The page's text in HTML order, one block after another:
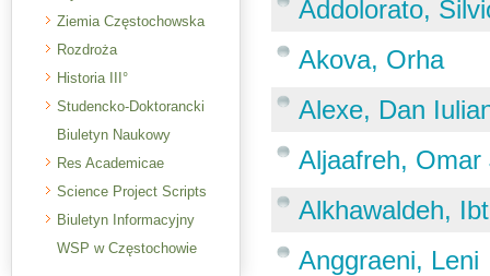
Ziemia Częstochowska
Rozdroża
Historia III°
Studencko-Doktorancki
Biuletyn Naukowy
Res Academicae
Science Project Scripts
Biuletyn Informacyjny
WSP w Częstochowie
Addolorato,
Akova, Orha
Alexe, Dan
Aljaafreh, Omar
Alkhawaldeh,
Anggraeni, Leni